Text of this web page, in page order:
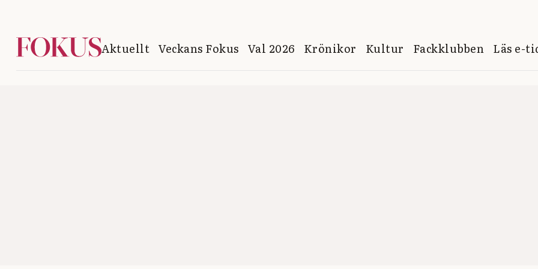
Aktuellt Veckans Fokus Val 2026 Krönikor Kultur Fackklubben Läs e-